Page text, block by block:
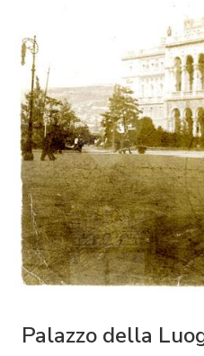
Palazzo della